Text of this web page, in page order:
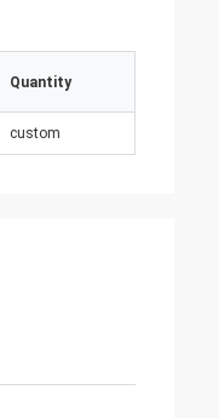
Quantity
custom